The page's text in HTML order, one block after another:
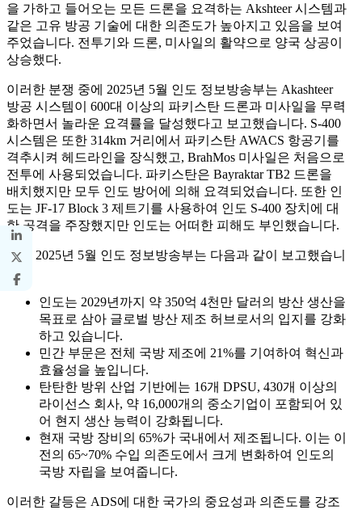
을 가하고 들어오는 모든 드론을 요격하는 Akshteer 시스템과
같은 고유 방공 기술에 대한 의존도가 높아지고 있음을 보여
주었습니다. 전투기와 드론, 미사일의 활약으로 양국 상공이
상승했다.
이러한 분쟁 중에 2025년 5월 인도 정보방송부는 Akashteer
방공 시스템이 600대 이상의 파키스탄 드론과 미사일을 무력
화하면서 놀라운 요격률을 달성했다고 보고했습니다. S-400
시스템은 또한 314km 거리에서 파키스탄 AWACS 항공기를
격추시켜 헤드라인을 장식했고, BrahMos 미사일은 처음으로
전투에 사용되었습니다. 파키스탄은 Bayraktar TB2 드론을
배치했지만 모두 인도 방어에 의해 요격되었습니다. 또한 인
도는 JF-17 Block 3 제트기를 사용하여 인도 S-400 장치에 대
한 공격을 주장했지만 인도는 어떠한 피해도 부인했습니다.
또한 2025년 5월 인도 정보방송부는 다음과 같이 보고했습니
다.
인도는 2029년까지 약 350억 4천만 달러의 방산 생산을
목표로 삼아 글로벌 방산 제조 허브로서의 입지를 강화
하고 있습니다.
민간 부문은 전체 국방 제조에 21%를 기여하여 혁신과
효율성을 높입니다.
탄탄한 방위 산업 기반에는 16개 DPSU, 430개 이상의
라이선스 회사, 약 16,000개의 중소기업이 포함되어 있
어 현지 생산 능력이 강화됩니다.
현재 국방 장비의 65%가 국내에서 제조됩니다. 이는 이
전의 65~70% 수입 의존도에서 크게 변화하여 인도의
국방 자립을 보여줍니다.
이러한 갈등은 ADS에 대한 국가의 중요성과 의존도를 강조